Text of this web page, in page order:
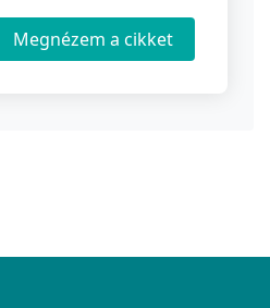
Megnézem a cikket